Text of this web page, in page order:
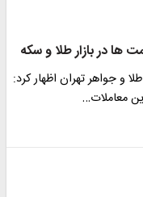
ها در بازار طلا و سکه
و جواهر تهران اظهار کرد:
معاملات…